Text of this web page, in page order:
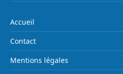
Accueil
Contact
Mentions légales